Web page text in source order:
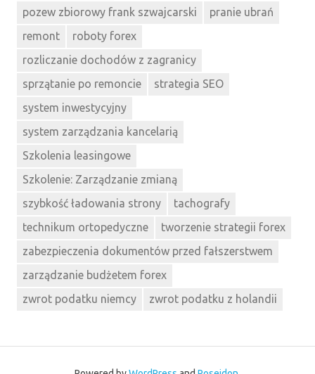
pozew zbiorowy frank szwajcarski
pranie ubrań
remont
roboty forex
rozliczanie dochodów z zagranicy
sprzątanie po remoncie
strategia SEO
system inwestycyjny
system zarządzania kancelarią
Szkolenia leasingowe
Szkolenie: Zarządzanie zmianą
szybkość ładowania strony
tachografy
technikum ortopedyczne
tworzenie strategii forex
zabezpieczenia dokumentów przed fałszerstwem
zarządzanie budżetem forex
zwrot podatku niemcy
zwrot podatku z holandii